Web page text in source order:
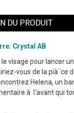
DU PRODUIT
Crystal AB
visage pour lancer
vous de la pià¨ce
Helena, un
à l'avant qui